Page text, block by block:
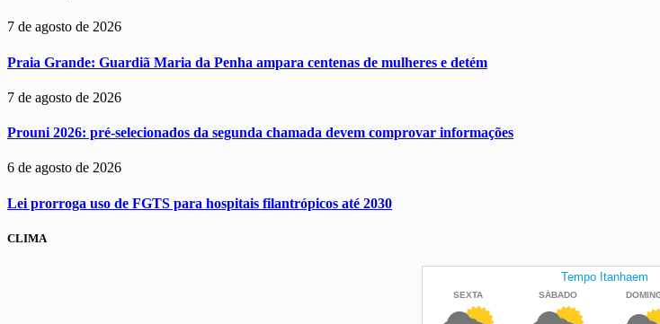
7 de agosto de 2026
Praia Grande: Guardiã Maria da Penha ampara centenas de mulheres e detém
7 de agosto de 2026
Prouni 2026: pré-selecionados da segunda chamada devem comprovar informações
6 de agosto de 2026
Lei prorroga uso de FGTS para hospitais filantrópicos até 2030
CLIMA